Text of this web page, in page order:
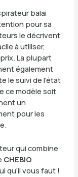
balai
pour sa
le décrivent
à utiliser,
La plupart
également
le suivi de l’état
ce modèle soit
un
pour les
qui combine
CHEBIO
qu’il vous faut !